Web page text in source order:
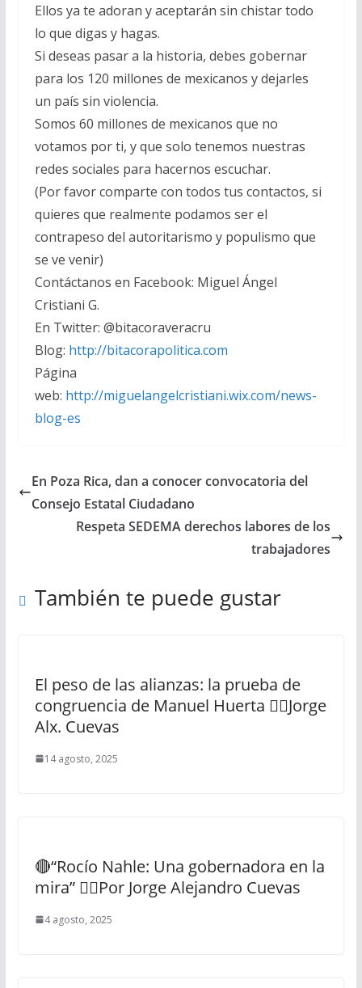
Ellos ya te adoran y aceptarán sin chistar todo
lo que digas y hagas.
Si deseas pasar a la historia, debes gobernar
para los 120 millones de mexicanos y dejarles
un país sin violencia.
Somos 60 millones de mexicanos que no
votamos por ti, y que solo tenemos nuestras
redes sociales para hacernos escuchar.
(Por favor comparte con todos tus contactos, si
quieres que realmente podamos ser el
contrapeso del autoritarismo y populismo que
se ve venir)
Contáctanos en Facebook: Miguel Ángel
Cristiani G.
En Twitter: @bitacoraveracru
Blog: http://bitacorapolitica.com
Página
web: http://miguelangelcristiani.wix.com/news-
blog-es
En Poza Rica, dan a conocer convocatoria del
Consejo Estatal Ciudadano
Respeta SEDEMA derechos labores de los
trabajadores
También te puede gustar
El peso de las alianzas: la prueba de
congruencia de Manuel Huerta ✍🏻Jorge
Alx. Cuevas
14 agosto, 2025
🔴“Rocío Nahle: Una gobernadora en la
mira” ✍🏻Por Jorge Alejandro Cuevas
4 agosto, 2025